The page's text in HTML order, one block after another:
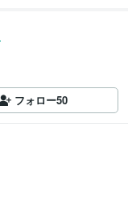
フォロー50